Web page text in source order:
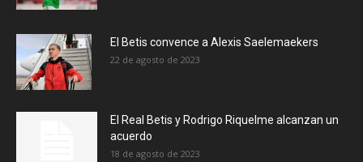
El Betis convence a Alexis Saelemaekers
22 de agosto de 2023
El Real Betis y Rodrigo Riquelme alcanzan un
acuerdo
18 de agosto de 2023